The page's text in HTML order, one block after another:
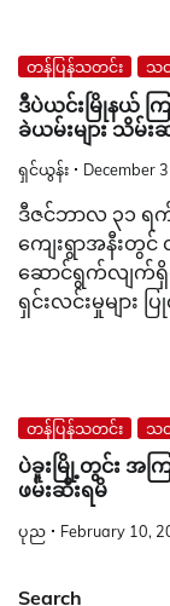
တန်ပြန်သတင်း သ
ဒီပဲယင်းမြိုနယ် က
ခဲယမ်းများ သိမ်
ရှင်ယွန်း December
ဒီဇင်ဘာလ ၃၁ ရ
ကျေးရွာအနီးတွင်
ဆောင်ရွက်လျက်ရှိ
ရှင်းလင်းမှုများ
တန်ပြန်သတင်း သ
ပဲခူးမြို့တွင်း အက
ဖမ်းဆီးရမိ
ပုည February 10,
Search